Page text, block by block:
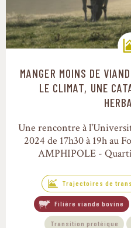
MANGER MOINS DE
LE CLIMAT, UNE
Une rencontre à
2024 de 17h30 à 19h au
AMPHIPOLE -
Trajectoires de
Filière viande bovine
Transition protéique